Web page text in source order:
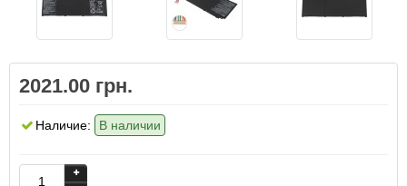
2021.00 грн.
Наличие: В наличии